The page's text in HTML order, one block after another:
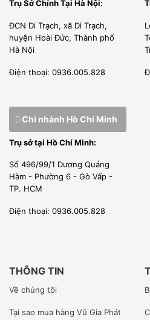
40% so với bình thường, tiết
lượng vận hành máy. Nước rửa,
làm bằng vật liệu trong suốt nên
TẠI SAO CHỌN CHÚNG
Trụ Sở Chính Tại Hà Nội:
ĐCN Di Trạch, xã Di Trạch,
huyện Hoài Đức, Thành phố
Hà Nội
Điện thoại: 0936.005.828
Chi nhánh Hồ Chí Minh
Trụ sở tại Hồ Chí Minh:
Số 496/99/1 Dương Quảng
Hàm - Phường 6 - Gò Vấp -
TP. HCM
Điện thoại: 0936.005.828
THÔNG TIN
Về chúng tôi
Tại sao mua hàng Vũ Gia Phát